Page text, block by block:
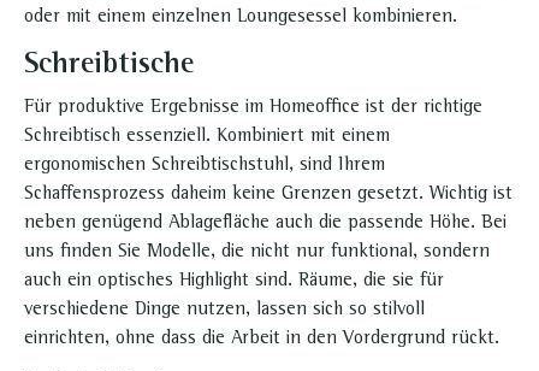
oder mit einem einzelnen Loungesessel kombinieren.
Schreibtische
Für produktive Ergebnisse im Homeoffice ist der richtige
Schreibtisch essenziell. Kombiniert mit einem
ergonomischen Schreibtischstuhl, sind Ihrem
Schaffensprozess daheim keine Grenzen gesetzt. Wichtig ist
neben genügend Ablagefläche auch die passende Höhe. Bei
uns finden Sie Modelle, die nicht nur funktional, sondern
auch ein optisches Highlight sind. Räume, die sie für
verschiedene Dinge nutzen, lassen sich so stilvoll
einrichten, ohne dass die Arbeit in den Vordergrund rückt.